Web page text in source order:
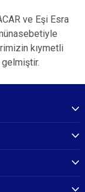
ve Eşi Esra
kıymetli